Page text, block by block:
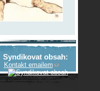
Syndikovat obsah:
Kontakt emailem